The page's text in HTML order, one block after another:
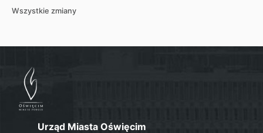
Wszystkie zmiany
Urząd Miasta Oświęcim